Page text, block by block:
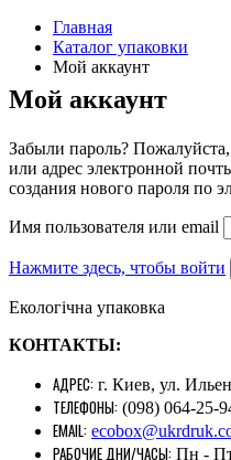
Главная
Каталог упаковки
Мой аккаунт
Мой аккаунт
Забыли пароль?
или адрес электронной
создания нового пароля по
Имя пользователя или email
Нажмите здесь, чтобы войти
Екологічна упаковка
КОНТАКТЫ:
АДРЕС: г. Киев, ул.
ТЕЛЕФОНЫ: (098) 064-25-
EMAIL:
РАБОЧИЕ ДНИ/ЧАСЫ: Пн -